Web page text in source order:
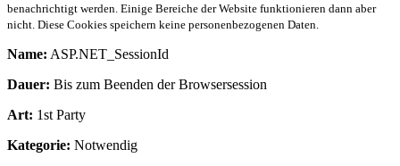
benachrichtigt werden. Einige Bereiche der Website funktionieren dann aber
nicht. Diese Cookies speichern keine personenbezogenen Daten.
Name: ASP.NET_SessionId
Dauer: Bis zum Beenden der Browsersession
Art: 1st Party
Kategorie: Notwendig